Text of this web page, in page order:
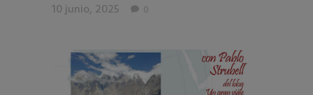
10 junio, 2025 0